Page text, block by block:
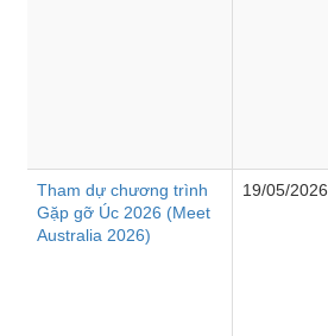
Tham dự chương trình
Gặp gỡ Úc 2026 (Meet
Australia 2026)
19/05/2026